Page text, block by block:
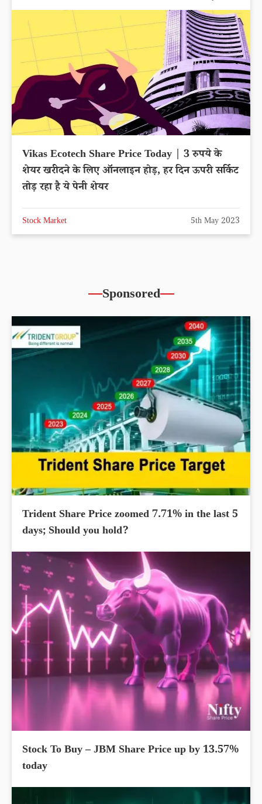
Vikas Ecotech Share Price Today | 3 रुपये के
शेयर खरीदने के लिए ऑनलाइन होड़, हर दिन ऊपरी सर्किट
तोड़ रहा है ये पेनी शेयर
Stock Market 5th May 2023
Sponsored
Trident Share Price zoomed 7.71% in the last 5
days; Should you hold?
Stock To Buy – JBM Share Price up by 13.57%
today